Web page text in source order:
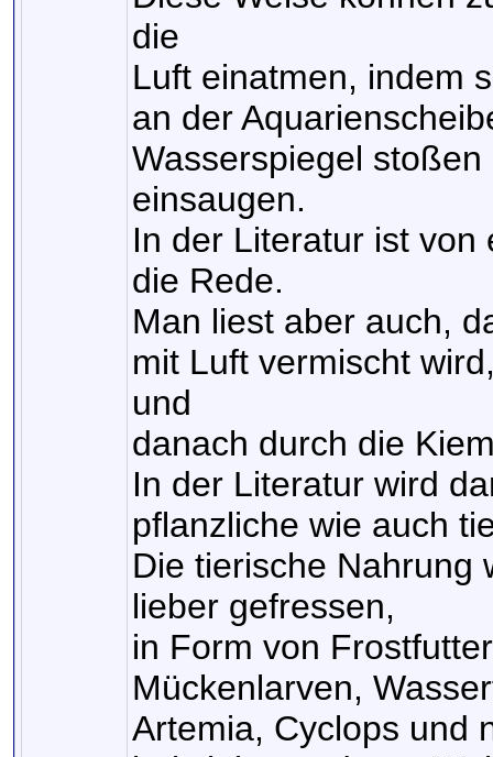
die
Luft einatmen, indem
an der
Wasserspiegel
einsaugen.
In der Literatur ist von
die Rede.
Man liest aber auch,
mit Luft vermischt
und
danach durch die
In der Literatur wird
pflanzliche wie auch
Die tierische Nahrung
lieber gefressen,
in Form von
Mückenlarven,
Artemia, Cyclops und